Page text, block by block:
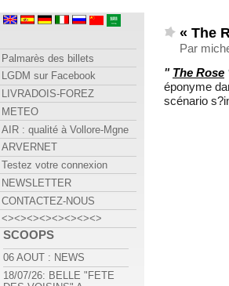
« The
Par
" The Rose
éponyme
scénario
Palmarès des billets
LGDM sur Facebook
LIVRADOIS-FOREZ
METEO
AIR : qualité à Vollore-Mgne
ARVERNET
Testez votre connexion
NEWSLETTER
CONTACTEZ-NOUS
<><><><><><><><>
SCOOPS
06 AOUT : NEWS
18/07/26: BELLE "FETE